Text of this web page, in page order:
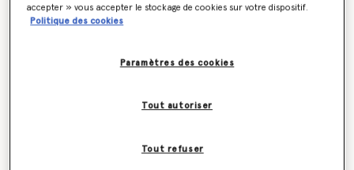
CHF55.00
Multicolore
Sélectionnez la taille (Months)
accepter » vous accepter le stockage de cookies sur votre dispositif.
Politique des cookies
Paramètres des cookies
Tout refuser
Tout autoriser